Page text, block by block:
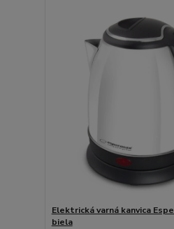
Elektrická varná kanvica
biela